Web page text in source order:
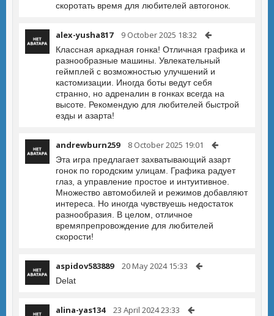
скоротать время для любителей автогонок.
alex-yusha817 9 October 2025 18:32
Классная аркадная гонка! Отличная графика и
разнообразные машины. Увлекательный
геймплей с возможностью улучшений и
кастомизации. Иногда боты ведут себя
странно, но адреналин в гонках всегда на
высоте. Рекомендую для любителей быстрой
езды и азарта!
andrewburn259 8 October 2025 19:01
Эта игра предлагает захватывающий азарт
гонок по городским улицам. Графика радует
глаз, а управление простое и интуитивное.
Множество автомобилей и режимов добавляют
интереса. Но иногда чувствуешь недостаток
разнообразия. В целом, отличное
времяпрепровождение для любителей
скорости!
aspidov583889 20 May 2024 15:33
Delat
alina-yas134 23 April 2024 23:33